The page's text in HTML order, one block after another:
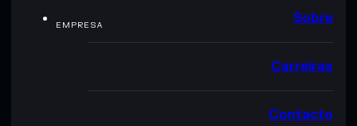
EMPRESA Sobre
Carreiras
Contacto